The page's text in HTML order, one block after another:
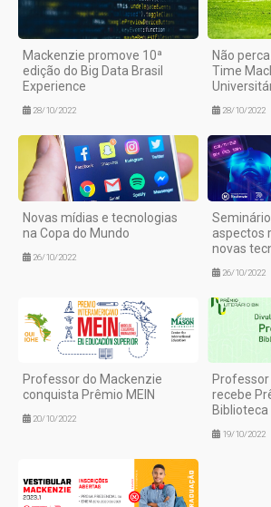
Mackenzie promove 10ª
edição do Big Data Brasil
Experience
28/10/2022
Não
Time
28/10/2022
Novas mídias e tecnologias
na Copa do Mundo
26/10/2022
aspectos
novas
26/10/2022
Professor do Mackenzie
conquista Prêmio MEIN
20/10/2022
recebe
19/10/2022